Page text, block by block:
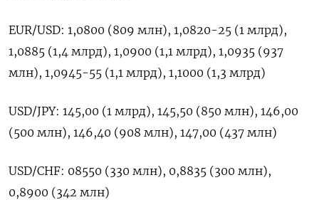
EUR/USD: 1,0800 (809 млн), 1,0820-25 (1 млрд),
1,0885 (1,4 млрд), 1,0900 (1,1 млрд), 1,0935 (937
млн), 1,0945-55 (1,1 млрд), 1,1000 (1,3 млрд)
USD/JPY: 145,00 (1 млрд), 145,50 (850 млн), 146,00
(500 млн), 146,40 (908 млн), 147,00 (437 млн)
USD/CHF: 08550 (330 млн), 0,8835 (300 млн),
0,8900 (342 млн)